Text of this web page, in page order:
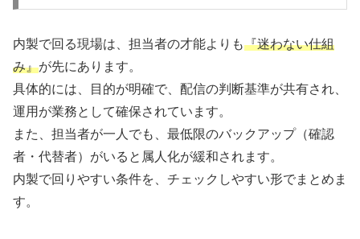
内製で回る現場は、担当者の才能よりも『迷わない仕組
み』が先にあります。
具体的には、目的が明確で、配信の判断基準が共有され、
運用が業務として確保されています。
また、担当者が一人でも、最低限のバックアップ（確認
者・代替者）がいると属人化が緩和されます。
内製で回りやすい条件を、チェックしやすい形でまとめま
す。